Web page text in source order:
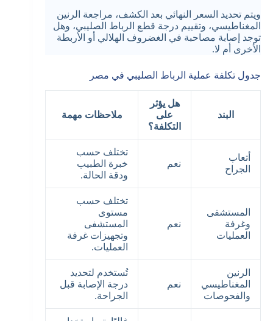
ويتم تحديد السعر النهائي بعد الكشف، مراجعة الرنين
المغناطيسي، وتقييم درجة قطع الرباط الصليبي، وهل
توجد إصابة مصاحبة في الغضروف الهلالي أو الأربطة
الأخرى أم لا.
جدول تكلفة عملية الرباط الصليبي في مصر
البند
هل يؤثر
على
التكلفة؟
ملاحظات مهمة
أتعاب
الجراح
نعم
تختلف حسب
خبرة الطبيب
ودقة الحالة.
المستشفى
وغرفة
العمليات
نعم
تختلف حسب
مستوى
المستشفى
وتجهيزات غرفة
العمليات.
الرنين
المغناطيسي
والفحوصات
نعم
تُستخدم لتحديد
درجة الإصابة قبل
الجراحة.